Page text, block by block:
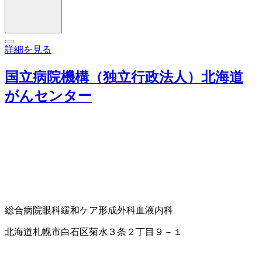
詳細を見る
国立病院機構（独立行政法人）北海道
がんセンター
総合病院眼科緩和ケア形成外科血液内科
北海道札幌市白石区菊水３条２丁目９－１